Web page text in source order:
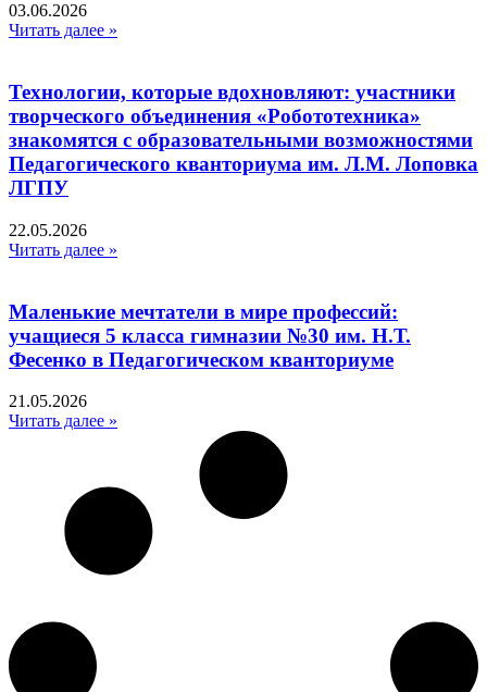
03.06.2026
Читать далее »
Технологии, которые вдохновляют: участники
творческого объединения «Робототехника»
знакомятся с образовательными возможностями
Педагогического кванториума им. Л.М. Лоповка
ЛГПУ
22.05.2026
Читать далее »
Маленькие мечтатели в мире профессий:
учащиеся 5 класса гимназии №30 им. Н.Т.
Фесенко в Педагогическом кванториуме
21.05.2026
Читать далее »